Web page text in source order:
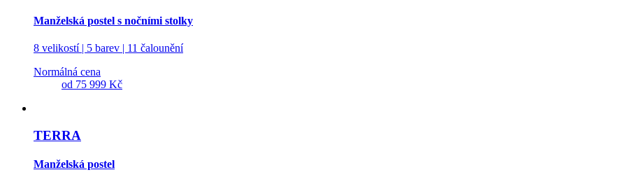
Manželská postel s nočními stolky
8 velikostí | 5 barev | 11 čalounění
Normálná cena
od 75 999 Kč
TERRA
Manželská postel